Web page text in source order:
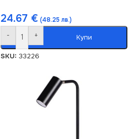
24.67 € (48.25 лв.)
- + Купи
SKU: 33226